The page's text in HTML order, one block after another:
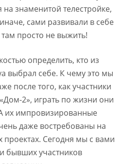
знаменитой телестройке,
сами развивали в себе
просто не выжить!
определить, кто из
выбрал себе. К чему это мы
после того, как участники
2», играть по жизни они
их импровизированные
даже востребованы на
проектах. Сегодня мы с вами
бывших участников